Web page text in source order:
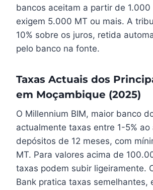
bancos aceitam a partir de 1.000
exigem 5.000 MT ou mais. A
10% sobre os juros, retida
pelo banco na fonte.
Taxas Actuais dos
em Moçambique (2025)
O Millennium BIM, maior banco
actualmente taxas entre 1-5% ao
depósitos de 12 meses, com
MT. Para valores acima de
taxas podem subir ligeiramente.
Bank pratica taxas semelhantes,